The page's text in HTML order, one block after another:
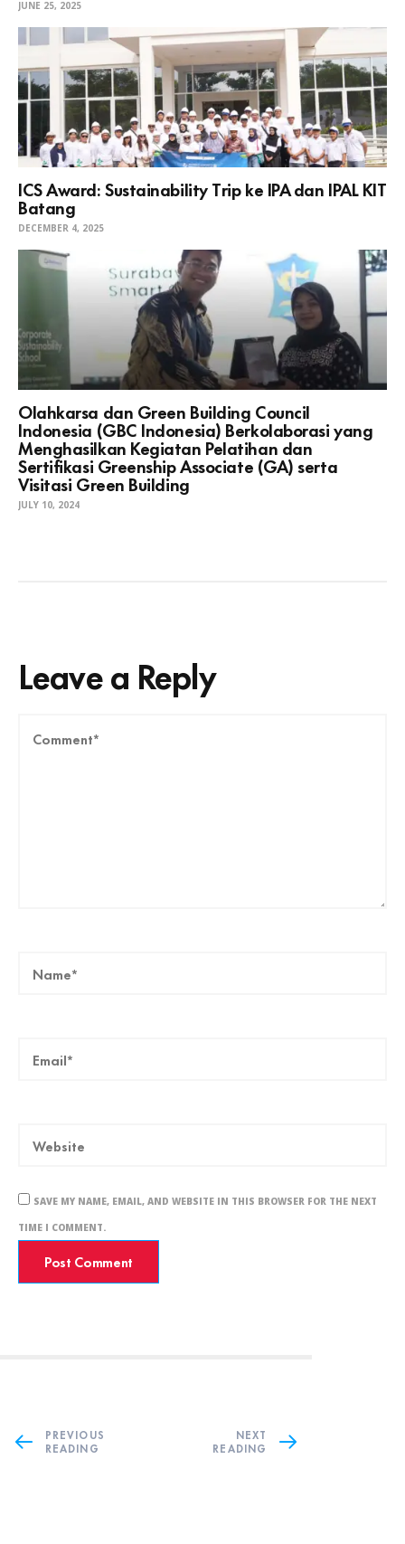
JUNE 25, 2025
ICS Award: Sustainability Trip ke IPA dan IPAL KIT
Batang
DECEMBER 4, 2025
Olahkarsa dan Green Building Council
Indonesia (GBC Indonesia) Berkolaborasi yang
Menghasilkan Kegiatan Pelatihan dan
Sertifikasi Greenship Associate (GA) serta
Visitasi Green Building
JULY 10, 2024
Leave a Reply
SAVE MY NAME, EMAIL, AND WEBSITE IN THIS BROWSER FOR THE NEXT
TIME I COMMENT.
PREVIOUS
READING
NEXT
READING